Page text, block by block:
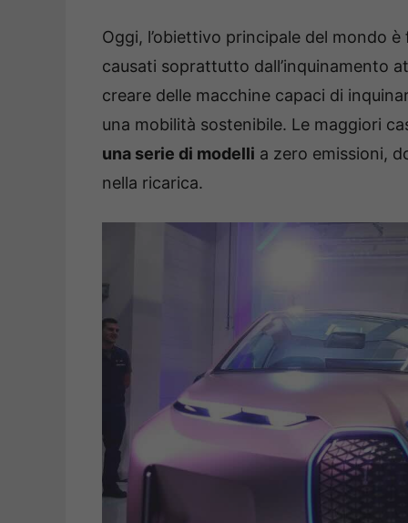
Oggi, l’obiettivo principale del mondo
causati soprattutto dall’inquinamento
creare delle macchine capaci di
una mobilità sostenibile. Le maggiori
una serie di modelli a zero emissioni,
nella ricarica.